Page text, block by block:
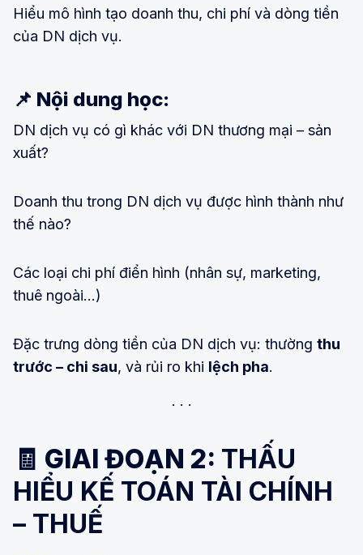
Hiểu mô hình tạo doanh thu, chi phí và dòng tiền
của DN dịch vụ.
📌 Nội dung học:
DN dịch vụ có gì khác với DN thương mại – sản
xuất?
Doanh thu trong DN dịch vụ được hình thành như
thế nào?
Các loại chi phí điển hình (nhân sự, marketing,
thuê ngoài…)
Đặc trưng dòng tiền của DN dịch vụ: thường thu
trước – chi sau, và rủi ro khi lệch pha.
🧾 GIAI ĐOẠN 2: THẤU
HIỂU KẾ TOÁN TÀI CHÍNH
– THUẾ